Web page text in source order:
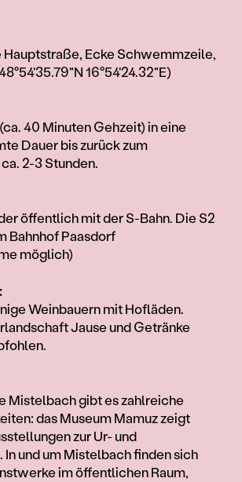
Hauptstraße, Ecke Schwemmzeile,
16°54'24.32"E)
40 Minuten Gehzeit) in eine
Dauer bis zurück zum
2-3 Stunden.
öffentlich mit der S-Bahn. Die S2
Bahnhof Paasdorf
möglich)
Weinbauern mit Hofläden.
Jause und Getränke
Mistelbach gibt es zahlreiche
das Museum Mamuz zeigt
zur Ur- und
und um Mistelbach finden sich
im öffentlichen Raum,